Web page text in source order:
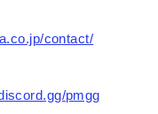
contact/
pmgg